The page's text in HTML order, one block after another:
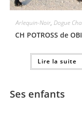
Arlequin-Noir, Dogue
CH POTROSS de
Lire la suite
Ses enfants